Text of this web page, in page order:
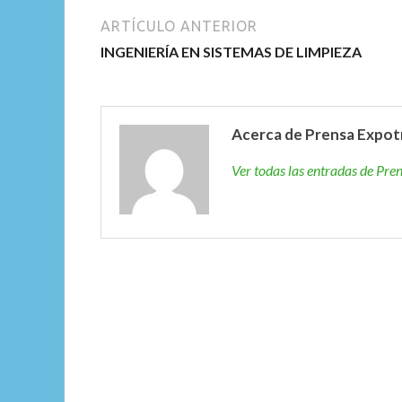
ARTÍCULO ANTERIOR
INGENIERÍA EN SISTEMAS DE LIMPIEZA
Acerca de Prensa
Ver todas las entradas de